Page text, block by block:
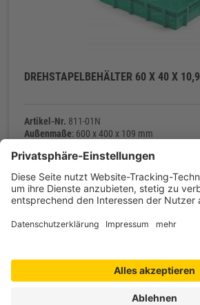
DREHSTAPELBEHÄLTER 60 X 40 X 10,9
Artikel-Nr. 811-01N
Außenmaße: 600 x 400 x 109 mm
Material: Polyethylen (PE-HD)
Eigengewicht
: 1.260 g